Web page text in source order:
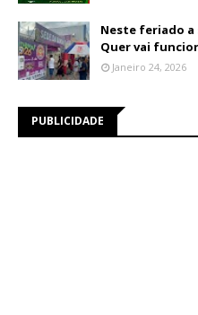
Neste feriado a
Quer vai
Janeiro 24, 2026
PUBLICIDADE